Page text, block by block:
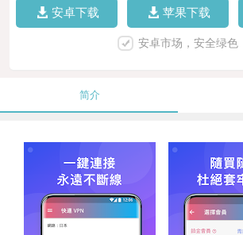
安卓下载 苹果下载
安卓市场，安全绿色
简介